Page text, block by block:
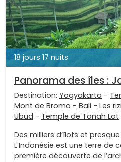
18 jours 17 nuits
Panorama des îles :
Destination: Yogyakarta -
Mont de Bromo - Bali - Les
Ubud - Temple de Tanah Lot
Des milliers d’îlots et
L’Indonésie est une terre de
première découverte de